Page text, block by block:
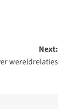
Next:
wereldrelaties